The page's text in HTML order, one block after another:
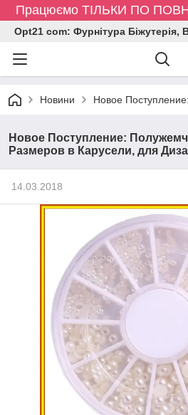
Працюємо ТІЛЬКИ ПО
Opt21 com: Фурнітура Біжутерія,
Новини Новое
Новое Поступление:
Размеров в Карусели, для
14.03.2018